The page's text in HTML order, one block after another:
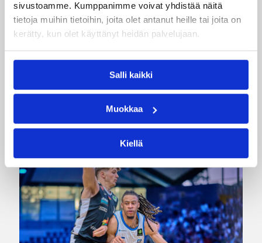
sivustoamme. Kumppanimme voivat yhdistää näitä
tietoja muihin tietoihin, joita olet antanut heille tai joita on
kerätty, kun olet käyttänyt heidän palvelujaan.
Salli kaikki
Muokkaa
Kiellä
Korisliiga 07.08.2026 09:23
Daniel Dolenc KTP-Basketin
haaviin
Dolenc on rakentanut pitkän ammattilaisuran
Suomen lisäksi Ranskassa, Itävallassa,
Liettuassa, Romaniassa, Bosniassa ja viimeksi
Islannissa.